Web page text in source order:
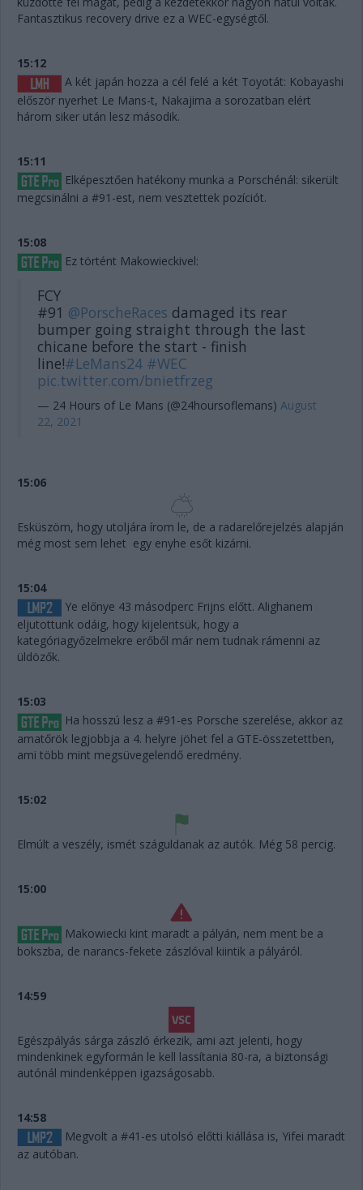
Fantasztikus recovery drive ez a WEC-egységtől.
15:12
A két japán hozza a cél felé a két Toyotát: Kobayashi
először nyerhet Le Mans-t, Nakajima a sorozatban elért
három siker után lesz második.
15:11
Elképesztően hatékony munka a Porschénál: sikerült
megcsinálni a #91-est, nem vesztettek pozíciót.
15:08
Ez történt Makowieckivel:
FCY
#91 @PorscheRaces damaged its rear
bumper going straight through the last
chicane before the start - finish
line!#LeMans24 #WEC
pic.twitter.com/bnietfrzeg
— 24 Hours of Le Mans (@24hoursoflemans) August
22, 2021
15:06
Esküszöm, hogy utoljára írom le, de a radarelőrejelzés alapján
még most sem lehet egy enyhe esőt kizárni.
15:04
Ye előnye 43 másodperc Frijns előtt. Alighanem
eljutottunk odáig, hogy kijelentsük, hogy a
kategóriagyőzelmekre erőből már nem tudnak rámenni az
üldözők.
15:03
Ha hosszú lesz a #91-es Porsche szerelése, akkor az
amatőrök legjobbja a 4. helyre jöhet fel a GTE-összetettben,
ami több mint megsüvegelendő eredmény.
15:02
Elmúlt a veszély, ismét száguldanak az autók. Még 58 percig.
15:00
Makowiecki kint maradt a pályán, nem ment be a
bokszba, de narancs-fekete zászlóval kiintik a pályáról.
14:59
Egészpályás sárga zászló érkezik, ami azt jelenti, hogy
mindenkinek egyformán le kell lassítania 80-ra, a biztonsági
autónál mindenképpen igazságosabb.
14:58
Megvolt a #41-es utolsó előtti kiállása is, Yifei maradt
az autóban.